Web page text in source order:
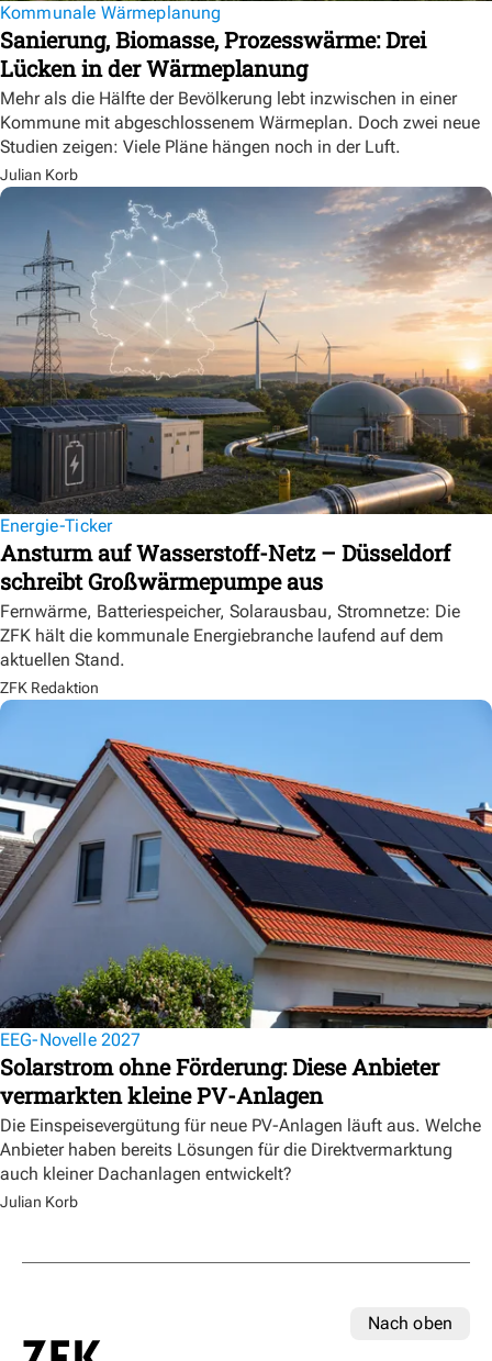
Kommunale Wärmeplanung
Sanierung, Biomasse, Prozesswärme: Drei
Lücken in der Wärmeplanung
Mehr als die Hälfte der Bevölkerung lebt inzwischen in einer
Kommune mit abgeschlossenem Wärmeplan. Doch zwei neue
Studien zeigen: Viele Pläne hängen noch in der Luft.
Julian Korb
Energie-Ticker
Ansturm auf Wasserstoff-Netz – Düsseldorf
schreibt Großwärmepumpe aus
Fernwärme, Batteriespeicher, Solarausbau, Stromnetze: Die
ZFK hält die kommunale Energiebranche laufend auf dem
aktuellen Stand.
ZFK Redaktion
EEG-Novelle 2027
Solarstrom ohne Förderung: Diese Anbieter
vermarkten kleine PV-Anlagen
Die Einspeisevergütung für neue PV-Anlagen läuft aus. Welche
Anbieter haben bereits Lösungen für die Direktvermarktung
auch kleiner Dachanlagen entwickelt?
Julian Korb
Nach oben